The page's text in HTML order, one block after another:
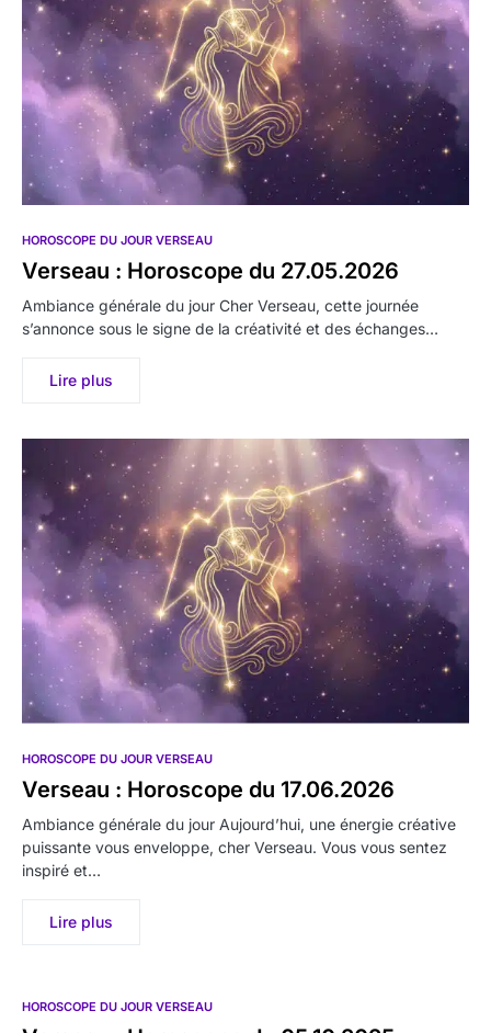
HOROSCOPE DU JOUR VERSEAU
Verseau : Horoscope du 27.05.2026
Ambiance générale du jour Cher Verseau, cette journée
s’annonce sous le signe de la créativité et des échanges…
Lire plus
HOROSCOPE DU JOUR VERSEAU
Verseau : Horoscope du 17.06.2026
Ambiance générale du jour Aujourd’hui, une énergie créative
puissante vous enveloppe, cher Verseau. Vous vous sentez
inspiré et…
Lire plus
HOROSCOPE DU JOUR VERSEAU